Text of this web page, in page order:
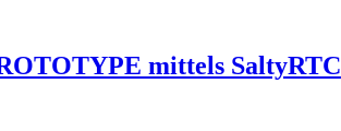
mittels SaltyRTC